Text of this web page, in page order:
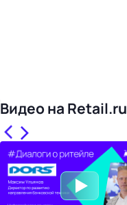
Видео на Retail.ru